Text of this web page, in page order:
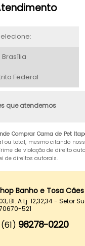
Brasília
Federal
que atendemos
Comprar Cama de Pet
ou total, mesmo citando
de violação de direito
de direitos autorais.
Banho e Tosa
Bl. A Lj. 12,32,34 - Setor
521
(61) 98278-0220